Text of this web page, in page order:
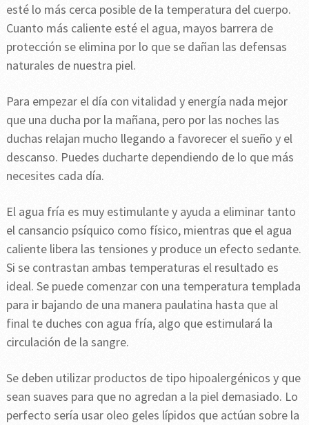
esté lo más cerca posible de la temperatura del cuerpo.
Cuanto más caliente esté el agua, mayos barrera de
protección se elimina por lo que se dañan las defensas
naturales de nuestra piel.
Para empezar el día con vitalidad y energía nada mejor
que una ducha por la mañana, pero por las noches las
duchas relajan mucho llegando a favorecer el sueño y el
descanso. Puedes ducharte dependiendo de lo que más
necesites cada día.
El agua fría es muy estimulante y ayuda a eliminar tanto
el cansancio psíquico como físico, mientras que el agua
caliente libera las tensiones y produce un efecto sedante.
Si se contrastan ambas temperaturas el resultado es
ideal. Se puede comenzar con una temperatura templada
para ir bajando de una manera paulatina hasta que al
final te duches con agua fría, algo que estimulará la
circulación de la sangre.
Se deben utilizar productos de tipo hipoalergénicos y que
sean suaves para que no agredan a la piel demasiado. Lo
perfecto sería usar oleo geles lípidos que actúan sobre la